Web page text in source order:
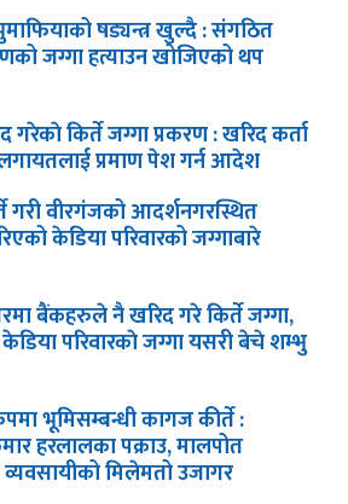
षड्यन्त्र खुल्दै : संगठित
जग्गा हत्याउन खोजिएको थप
किर्ते जग्गा प्रकरण : खरिद कर्ता
प्रमाण पेश गर्न आदेश
गरी वीरगंजको आदर्शनगरस्थित
केडिया परिवारको जग्गाबारे
बैंकहरुले नै खरिद गरे किर्ते जग्गा,
परिवारकाे जग्गा यसरी बेचे शम्भु
भूमिसम्बन्धी कागज कीर्ते :
हरलालका पक्राउ, मालपोत
मिलेमतो उजागर